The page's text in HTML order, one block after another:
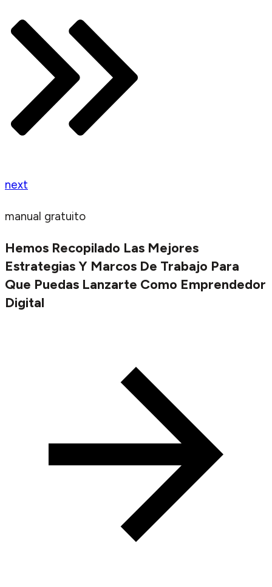
next
manual gratuito
Hemos Recopilado Las Mejores
Estrategias Y Marcos De Trabajo Para
Que Puedas Lanzarte Como Emprendedor
Digital